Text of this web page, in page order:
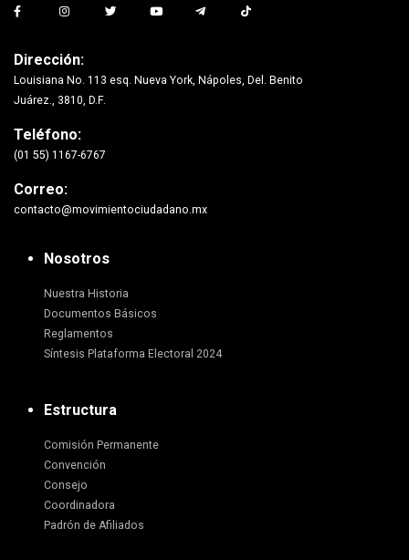
Dirección:
Louisiana No. 113 esq. Nueva York, Nápoles, Del. Benito
Juárez., 3810, D.F.
Teléfono:
(01 55) 1167-6767
Correo:
contacto@movimientociudadano.mx
Nosotros
Nuestra Historia
Documentos Básicos
Reglamentos
Síntesis Plataforma Electoral 2024
Estructura
Comisión Permanente
Convención
Consejo
Coordinadora
Padrón de Afiliados